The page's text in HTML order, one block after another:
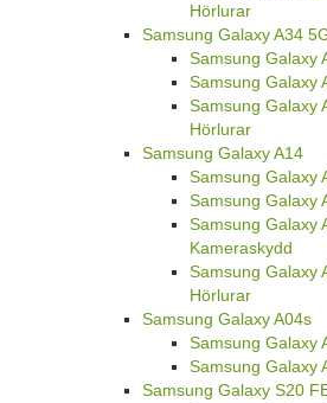
Hörlurar
Samsung Galaxy A34
Samsung Galaxy
Samsung Galaxy
Samsung Galaxy
Hörlurar
Samsung Galaxy A14
Samsung Galaxy
Samsung Galaxy
Samsung Galaxy
Kameraskydd
Samsung Galaxy
Hörlurar
Samsung Galaxy A04s
Samsung Galaxy
Samsung Galaxy
Samsung Galaxy S20